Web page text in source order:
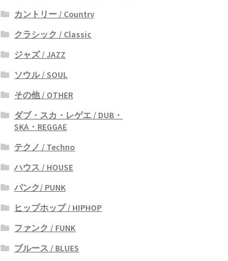
カントリー / Country
クラシック / Classic
ジャズ / JAZZ
ソウル / SOUL
その他 / OTHER
ダブ・スカ・レゲエ / DUB・
SKA・REGGAE
テクノ / Techno
ハウス / HOUSE
パンク/ PUNK
ヒップホップ / HIPHOP
ファンク / FUNK
ブルース / BLUES